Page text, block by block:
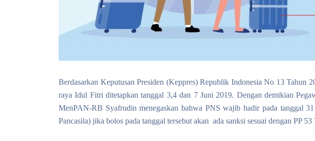
Berdasarkan Keputusan Presiden (Keppres) Republik Indonesia No 13 Tahun
raya Idul Fitri ditetapkan tanggal 3,4 dan 7 Juni 2019. Dengan demikian
MenPAN-RB Syafrudin menegaskan bahwa PNS wajib hadir pada tanggal
Pancasila) jika bolos pada tanggal tersebut akan ada sanksi sesuai dengan PP